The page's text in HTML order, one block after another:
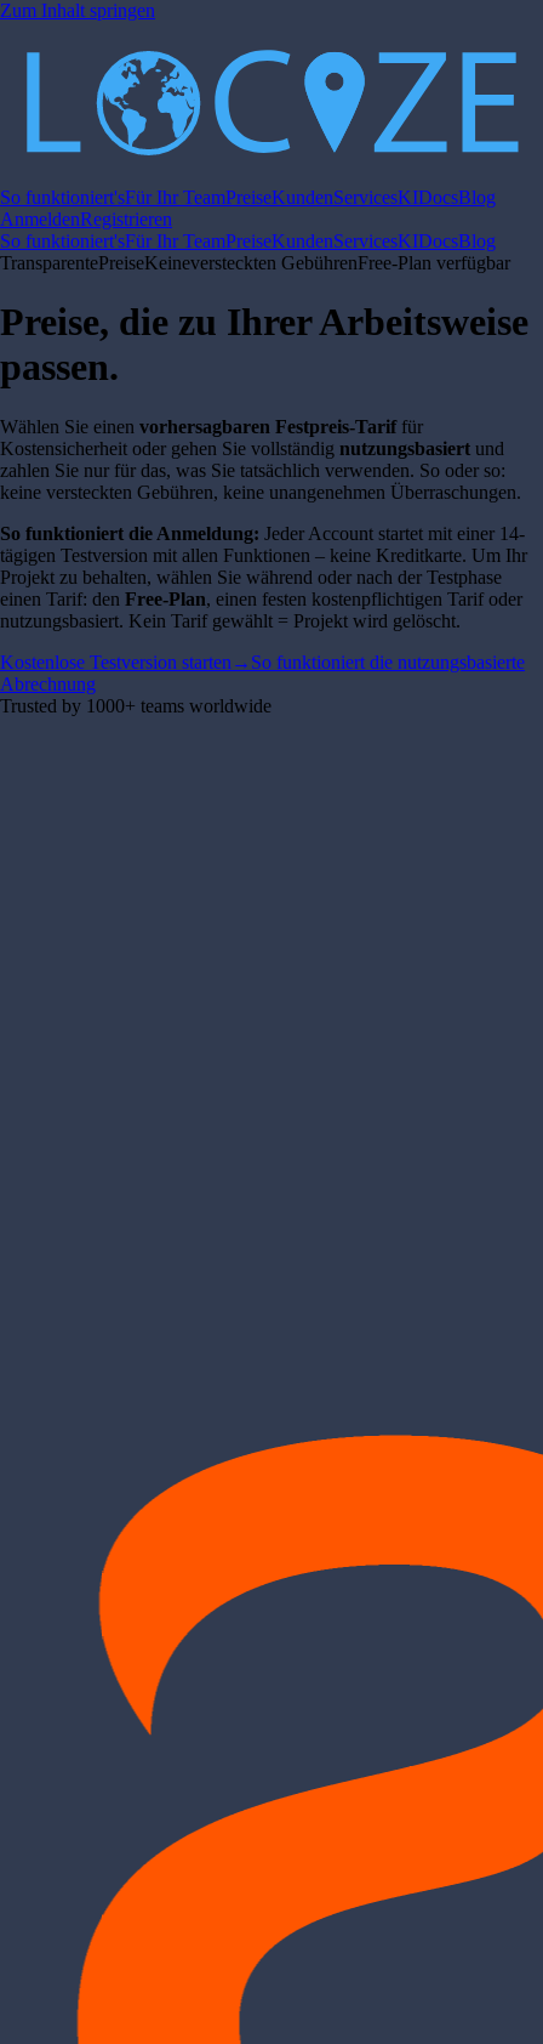
Zum Inhalt springen
So funktioniert'sFür Ihr TeamPreiseKundenServicesKIDocsBlog
AnmeldenRegistrieren
So funktioniert'sFür Ihr TeamPreiseKundenServicesKIDocsBlog
TransparentePreiseKeineversteckten GebührenFree-Plan verfügbar
Preise, die zu Ihrer Arbeitsweise
passen.
Wählen Sie einen vorhersagbaren Festpreis-Tariffür
Kostensicherheit oder gehen Sie vollständig nutzungsbasiert und
zahlen Sie nur für das, was Sie tatsächlich verwenden. So oder so:
keine versteckten Gebühren, keine unangenehmen Überraschungen.
So funktioniert die Anmeldung: Jeder Account startet mit einer 14-
tägigen Testversion mit allen Funktionen – keine Kreditkarte. Um Ihr
Projekt zu behalten, wählen Sie während oder nach der Testphase
einen Tarif: den Free-Plan, einen festen kostenpflichtigen Tarif oder
nutzungsbasiert. Kein Tarif gewählt = Projekt wird gelöscht.
Kostenlose Testversion starten → So funktioniert die nutzungsbasierte
Abrechnung
Trusted by 1000+ teams worldwide